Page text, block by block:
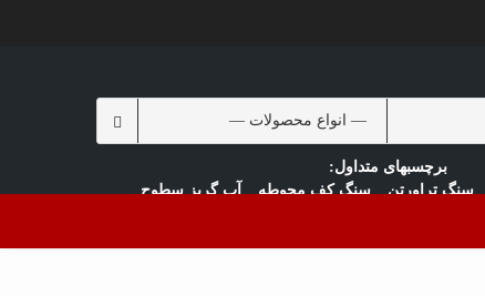
سنگ تراورتن سنگ کف محوطه
آب گریز سطوح